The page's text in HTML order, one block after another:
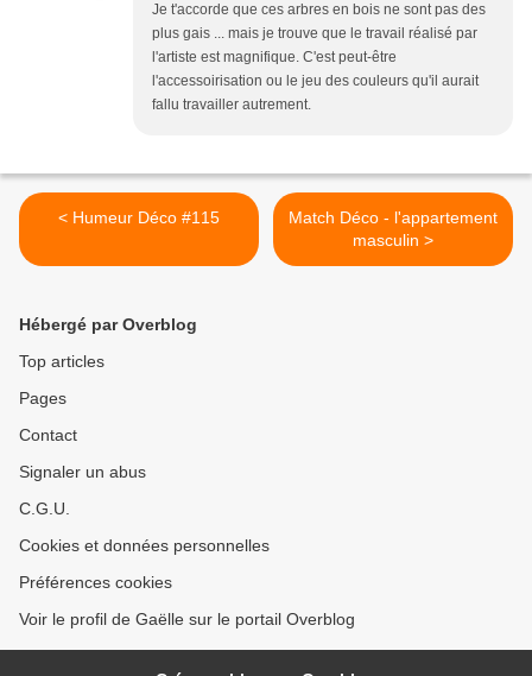
Je t'accorde que ces arbres en bois ne sont pas des
plus gais ... mais je trouve que le travail réalisé par
l'artiste est magnifique. C'est peut-être
l'accessoirisation ou le jeu des couleurs qu'il aurait
fallu travailler autrement.
< Humeur Déco #115
Match Déco - l'appartement
masculin >
Hébergé par Overblog
Top articles
Pages
Contact
Signaler un abus
C.G.U.
Cookies et données personnelles
Préférences cookies
Voir le profil de Gaëlle sur le portail Overblog